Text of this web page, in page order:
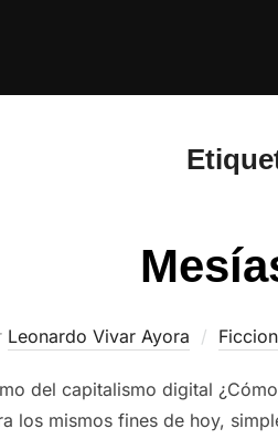
Leonardo Vivar Ayora
del capitalismo digital
los mismos fines de hoy,